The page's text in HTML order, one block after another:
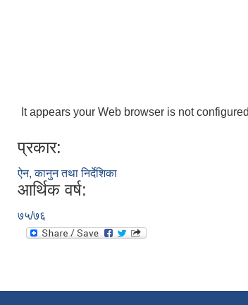
It appears your Web browser is not
प्रकार:
ऐन, कानुन तथा निर्देशिका
आर्थिक वर्ष:
७५/७६